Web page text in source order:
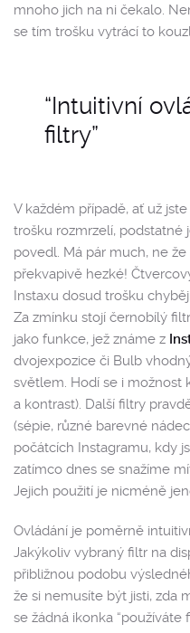
mnoho jich na ni čekalo.
se tím trošku vytrácí to
“Intuitivní
filtry”
V každém případě, ať už
trošku rozmrzelí, podstatné
povedl. Má pár much, ne
překvapivě hezké!
Instaxu dosud trošku
Za zmínku stojí černobílý
jako funkce, jež známe z
dvojexpozice či Bulb
světlem. Hodí se i
a kontrast). Další filtry
(sépie, různé barevné
počátcích Instagramu, kdy
zatímco dnes se snažíme
Jejich použití je nicméně
Ovládání je poměrně
Jakýkoliv vybraný filtr na
přibližnou podobu
že si nemusíte být jisti, zda
se žádná ikonka “používáte